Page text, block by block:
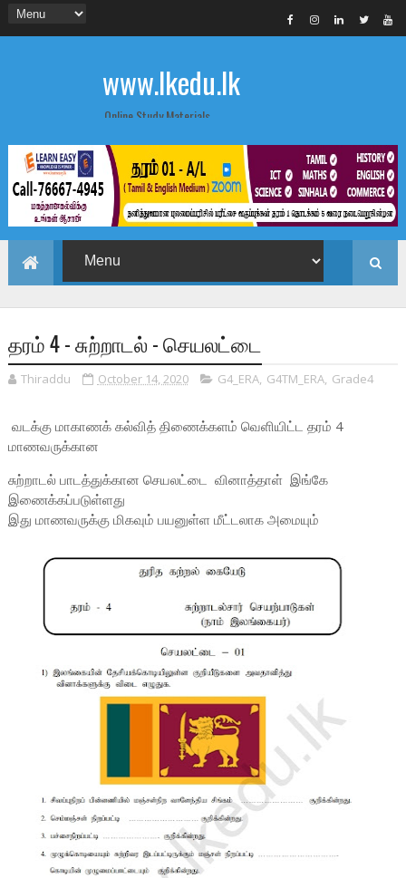
www.lkedu.lk
Online Study Materials
தரம் 4 - சுற்றாடல் - செயலட்டை
Thiraddu October 14, 2020 G4_ERA, G4TM_ERA, Grade4
வடக்கு மாகாணக் கல்வித் திணைக்களம் வெளியிட்ட தரம் 4
மாணவருக்கான
சுற்றாடல் பாடத்துக்கான செயலட்டை வினாத்தாள் இங்கே
இணைக்கப்படுள்ளது
இது மாணவருக்கு மிகவும் பயனுள்ள மீட்டலாக அமையும்